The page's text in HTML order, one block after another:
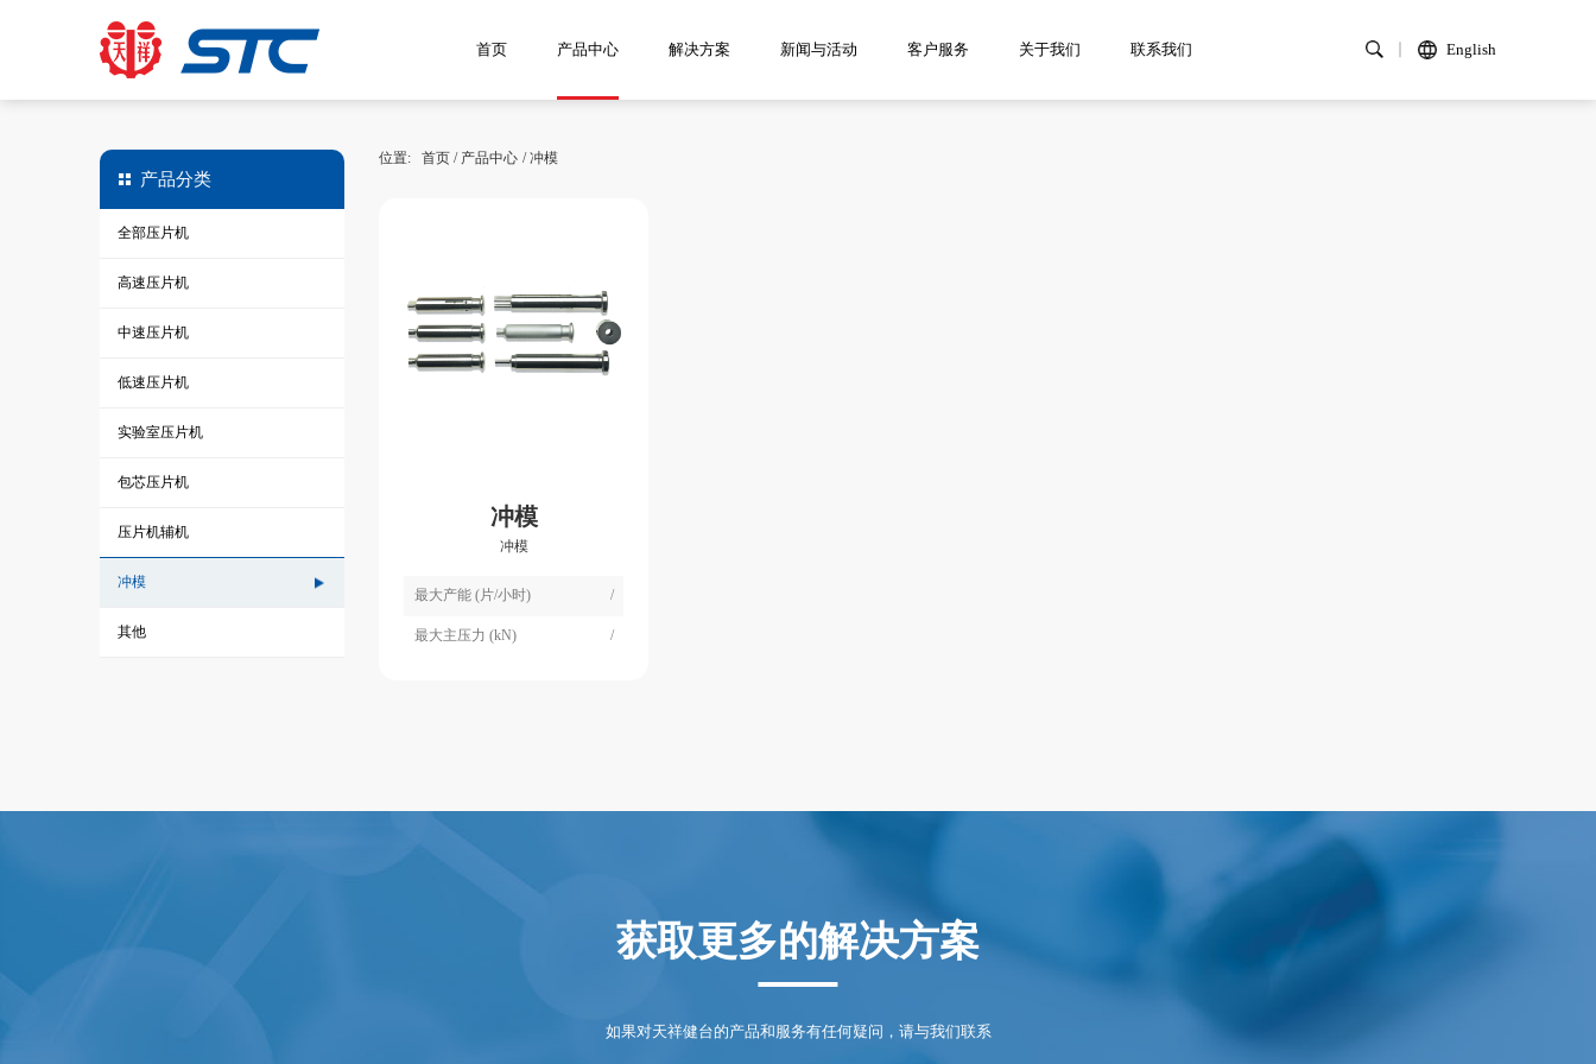
首页 产品中心 解决方案 新闻与活动 客户服务 关于我们 联系我们 English
产品分类
全部压片机
高速压片机
中速压片机
低速压片机
实验室压片机
包芯压片机
压片机辅机
冲模
其他
位置: 首页 / 产品中心 / 冲模
冲模
冲模
最大产能 (片/小时) /
最大主压力 (kN) /
获取更多的解决方案
如果对天祥健台的产品和服务有任何疑问，请与我们联系